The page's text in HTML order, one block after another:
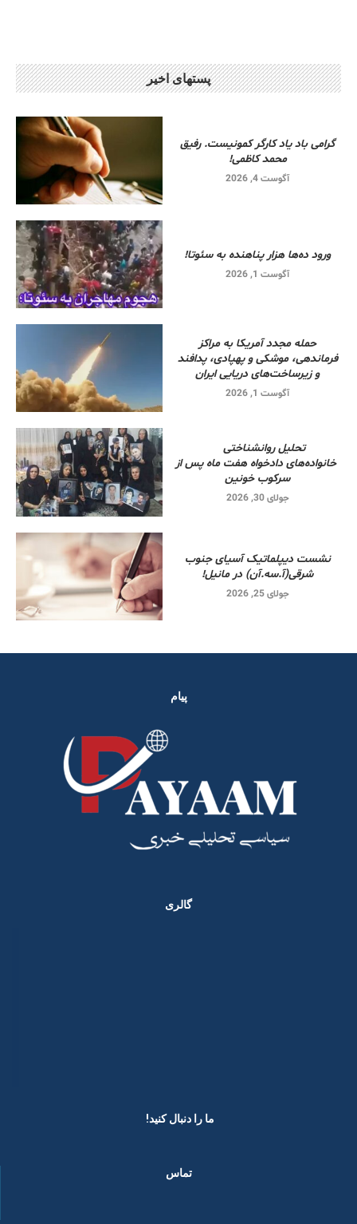
پستهای اخیر
گرامی باد یاد کارگر کمونیست. رفیق
محمد کاظمی!
آگوست 4, 2026
ورود ده‌ها هزار پناهنده به سئوتا!
آگوست 1, 2026
حمله مجدد آمریکا به مراکز
فرماندهی، موشکی و پهپادی، پدافند
و زیرساخت‌های دریایی ایران
آگوست 1, 2026
تحلیل روانشناختی
خانواده‌های دادخواه هفت ماه پس از
سرکوب خونین
جولای 30, 2026
نشست دیپلماتیک آسیای جنوب
شرقی‌(آ.سه.آن) در مانیل!
جولای 25, 2026
پیام
گالری
ما را دنبال کنید! ​
تماس